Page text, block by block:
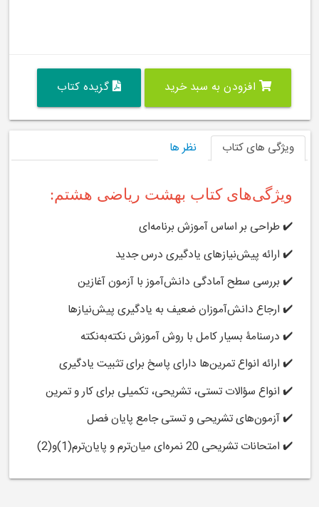
افزودن به سبد خرید گزیده کتاب
ویژگی های کتاب نظر ها
ویژگی‌های کتاب بهشت ریاضی هشتم:
✔️ طراحی بر اساس آموزش برنامه‌ای
✔️ ارائه پیش‌نیازهای یادگیری درس جدید
✔️ بررسی سطح آمادگی دانش‌آموز با آزمون آغازین
✔️ ارجاع دانش‌آموزان ضعیف به یادگیری پیش‌نیازها
✔️ درسنامۀ بسیار کامل با روش آموزش نکته‌به‌نکته
✔️ ارائه انواع تمرین‌ها دارای پاسخ برای تثبیت یادگیری
✔️ انواع سؤالات تستی، تشریحی، تکمیلی برای کار و تمرین
✔️ آزمون‌های تشریحی و تستی جامع پایان فصل
✔️ امتحانات تشریحی 20 نمره‌ای میان‌ترم و پایان‌ترم(1)و(2)